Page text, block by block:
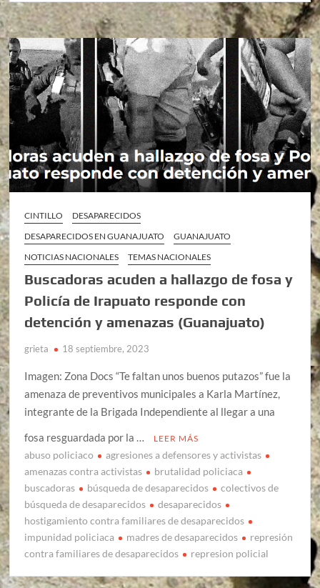
CINTILLO
DESAPARECIDOS
DESAPARECIDOS EN GUANAJUATO
GUANAJUATO
NOTICIAS NACIONALES
TEMAS NACIONALES
Buscadoras acuden a hallazgo de fosa y
Policía de Irapuato responde con
detención y amenazas (Guanajuato)
grieta 18 septiembre, 2023
Imagen: Zona Docs “Te faltan unos buenos putazos” fue la
amenaza de preventivos municipales a Karla Martínez,
integrante de la Brigada Independiente al llegar a una
fosa resguardada por la …
LEER MÁS
abuso policiaco
agresiones a defensores y activistas
amenazas contra activistas
brutalidad policiaca
buscadoras
búsqueda de desaparecidos
colectivos de
búsqueda de desaparecidos
desaparecidos
hostigamiento contra familiares de desaparecidos
impunidad policiaca
madres de desaparecidos
represión
contra familiares de desaparecidos
represion policial